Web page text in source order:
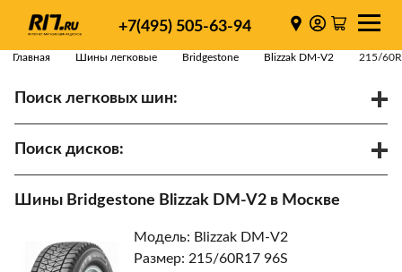
+7(495) 505-63-94
Главная Шины легковые Bridgestone Blizzak DM-V2 215/
Поиск легковых шин:
Поиск дисков:
Ступица
Найти
Шины Bridgestone Blizzak DM-V2 в Москве
Модель: Blizzak DM-V2
Размер: 215/60R17 96S